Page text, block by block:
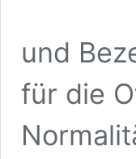
und
für die